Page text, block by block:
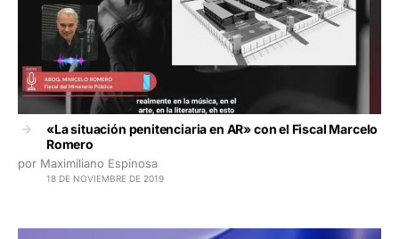
«La situación penitenciaria en AR» con el Fiscal Marcelo
Romero
por Maximiliano Espinosa
18 DE NOVIEMBRE DE 2019